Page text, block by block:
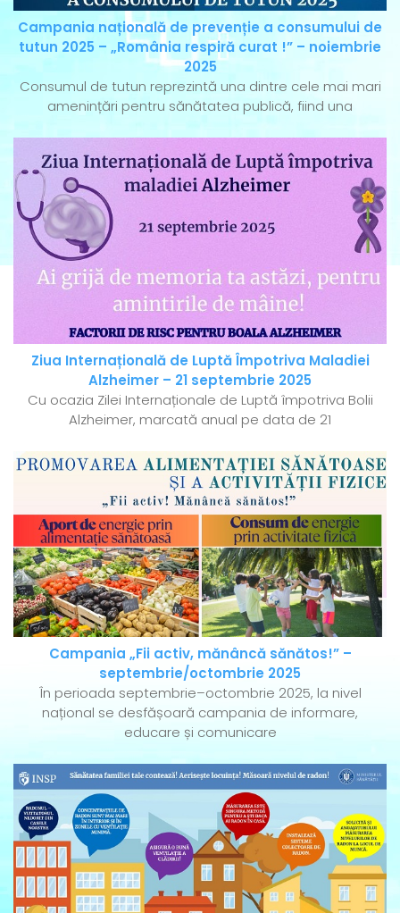
Campania națională de prevenție a consumului de
tutun 2025 – „România respiră curat !” – noiembrie
2025
Consumul de tutun reprezintă una dintre cele mai mari
amenințări pentru sănătatea publică, fiind una
Ziua Internațională de Luptă Împotriva Maladiei
Alzheimer – 21 septembrie 2025
Cu ocazia Zilei Internaționale de Luptă împotriva Bolii
Alzheimer, marcată anual pe data de 21
Campania „Fii activ, mănâncă sănătos!” –
septembrie/octombrie 2025
În perioada septembrie–octombrie 2025, la nivel
național se desfășoară campania de informare,
educare și comunicare